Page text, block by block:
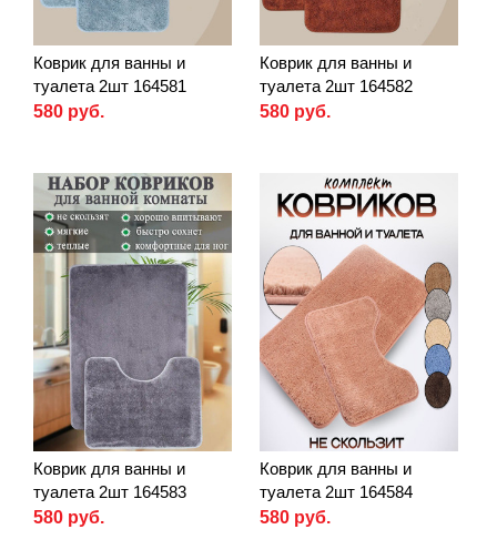
Коврик для ванны и
туалета 2шт 164581
580 руб.
Коврик для ванны и
туалета 2шт 164582
580 руб.
Коврик для ванны и
туалета 2шт 164583
580 руб.
Коврик для ванны и
туалета 2шт 164584
580 руб.